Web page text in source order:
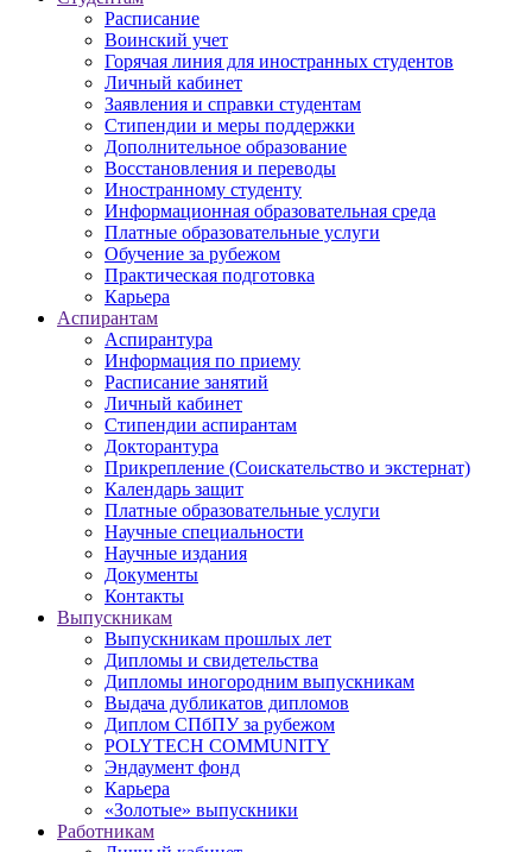
Расписание
Воинский учет
Горячая линия для иностранных студентов
Личный кабинет
Заявления и справки студентам
Стипендии и меры поддержки
Дополнительное образование
Восстановления и переводы
Иностранному студенту
Информационная образовательная среда
Платные образовательные услуги
Обучение за рубежом
Практическая подготовка
Карьера
Аспирантам
Аспирантура
Информация по приему
Расписание занятий
Личный кабинет
Стипендии аспирантам
Докторантура
Прикрепление (Соискательство и экстернат)
Календарь защит
Платные образовательные услуги
Научные специальности
Научные издания
Документы
Контакты
Выпускникам
Выпускникам прошлых лет
Дипломы и свидетельства
Дипломы иногородним выпускникам
Выдача дубликатов дипломов
Диплом СПбПУ за рубежом
POLYTECH COMMUNITY
Эндаумент фонд
Карьера
«Золотые» выпускники
Работникам